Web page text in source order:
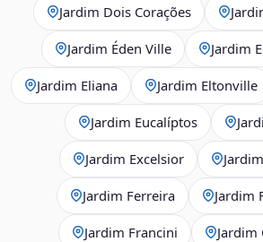
Jardim Dois Corações
Jardim Éden Ville Jardim
Jardim Eliana Jardim Eltonville
Jardim Eucalíptos
Jardim Excelsior
Jardim Ferreira Jardim
Jardim Francini